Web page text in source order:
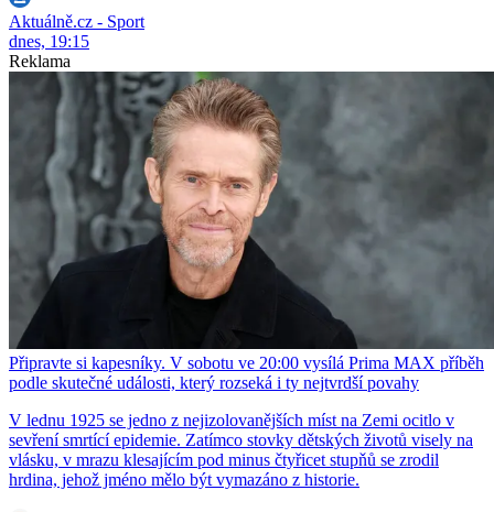
Aktuálně.cz - Sport
dnes, 19:15
Reklama
Připravte si kapesníky. V sobotu ve 20:00 vysílá Prima MAX příběh
podle skutečné události, který rozseká i ty nejtvrdší povahy
V lednu 1925 se jedno z nejizolovanějších míst na Zemi ocitlo v
sevření smrtící epidemie. Zatímco stovky dětských životů visely na
vlásku, v mrazu klesajícím pod minus čtyřicet stupňů se zrodil
hrdina, jehož jméno mělo být vymazáno z historie.